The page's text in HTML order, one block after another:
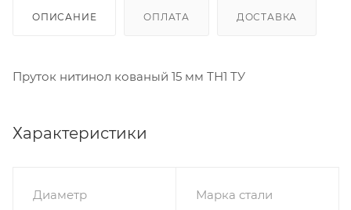
ОПИСАНИЕ ОПЛАТА ДОСТАВКА
Пруток нитинол кованый 15 мм ТН1 ТУ
Характеристики
Диаметр
Марка стали